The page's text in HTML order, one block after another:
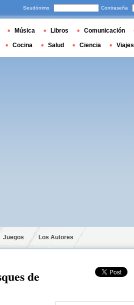
Juegos Los Autores
de
Seudónimo Contraseña
Música Libros Comunicación
Cocina Salud Ciencia Viajes